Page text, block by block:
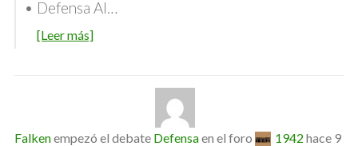
• Defensa Al…
[Leer más]
Falkenempezó el debate Defensaen el foro 1942 hace 9